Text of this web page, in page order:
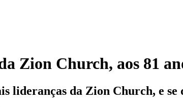
Zion Church, aos 81
lideranças da Zion Church, e